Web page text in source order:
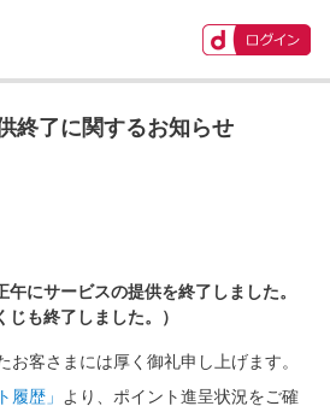
終了に関するお知らせ
午にサービスの提供を終了しました。
じも終了しました。）
お客さまには厚く御礼申し上げます。
履歴」
より、ポイント進呈状況をご確